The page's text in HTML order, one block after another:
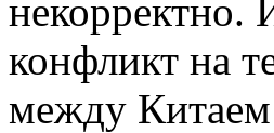
некорректно.
конфликт на
между